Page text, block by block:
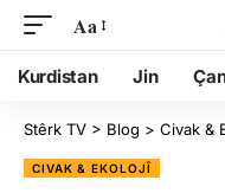
Aa
Kurdistan Jin
Stêrk TV > Blog > Civak &
CIVAK & EKOLOJÎ